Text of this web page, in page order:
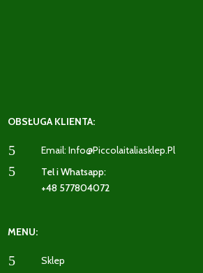
OBSŁUGA KLIENTA:
5 Email: Info@piccolaitaliasklep.pl
5
Tel i Whatsapp:
+48 577804072
MENU:
5 Sklep